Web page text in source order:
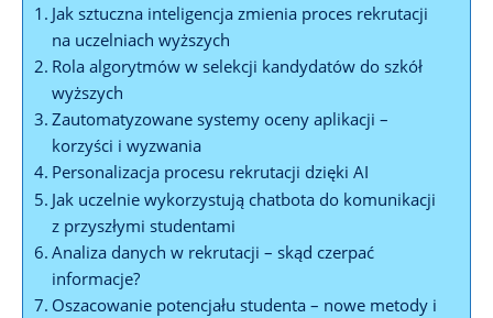
Jak sztuczna inteligencja zmienia proces rekrutacji
na uczelniach wyższych
Rola algorytmów w selekcji kandydatów do szkół
wyższych
Zautomatyzowane systemy oceny aplikacji –
korzyści i wyzwania
Personalizacja procesu rekrutacji dzięki AI
Jak uczelnie wykorzystują chatbota do komunikacji
z przyszłymi studentami
Analiza danych w rekrutacji – skąd czerpać
informacje?
Oszacowanie potencjału studenta – nowe metody i